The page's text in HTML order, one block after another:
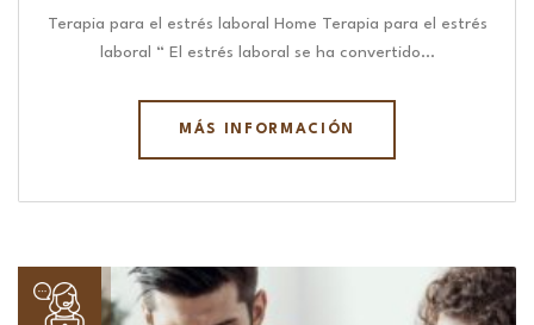
Terapia para el estrés laboral Home Terapia para el estrés
laboral “ El estrés laboral se ha convertido…
MÁS INFORMACIÓN